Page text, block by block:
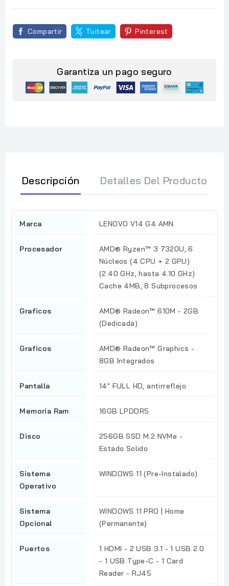
Compartir Tuitear Pinterest
Garantiza un pago seguro
Descripción Detalles Del Producto
Marca LENOVO V14 G4 AMN
Procesador
AMD® Ryzen™ 3 7320U, 6
Núcleos (4 CPU + 2 GPU)
(2.40 GHz, hasta 4.10 GHz)
Cache 4MB, 8 Subprocesos
Graficos
AMD® Radeon™ 610M - 2GB
(Dedicada)
Graficos
AMD® Radeon™ Graphics -
8GB Integrados
Pantalla 14" FULL HD, antirreflejo
Memoria Ram 16GB LPDDR5
Disco
256GB SSD M.2 NVMe -
Estado Solido
Sistema
Operativo
WINDOWS 11 (Pre-Instalado)
Sistema
Opcional
WINDOWS 11 PRO | Home
(Permanente)
Puertos
1 HDMI - 2 USB 3.1 - 1 USB 2.0
- 1 USB Type-C - 1 Card
Reader - RJ45